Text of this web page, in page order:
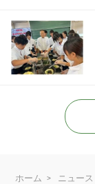
ホーム ニュース